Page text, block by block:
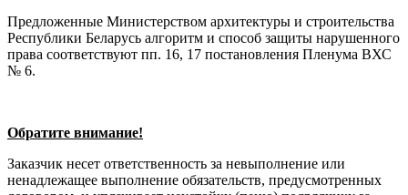
Предложенные Министерством архитектуры и строительства
Республики Беларусь алгоритм и способ защиты нарушенного
права соответствуют пп. 16, 17 постановления Пленума ВХС
№ 6.
Обратите внимание!
Заказчик несет ответственность за невыполнение или
ненадлежащее выполнение обязательств, предусмотренных